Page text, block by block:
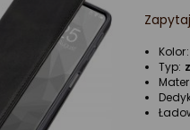
Kolor:
Typ: